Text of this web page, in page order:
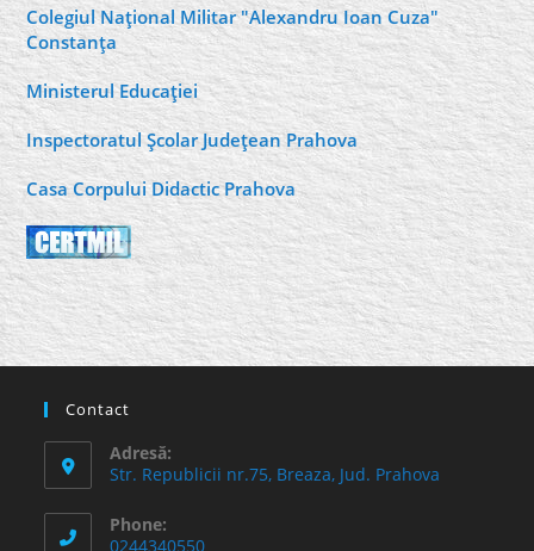
Colegiul Naţional Militar "Alexandru Ioan Cuza"
Constanţa
Ministerul Educaţiei
Inspectoratul Şcolar Judeţean Prahova
Casa Corpului Didactic Prahova
Contact
Adresă:
Str. Republicii nr.75, Breaza, Jud. Prahova
Phone:
0244340550